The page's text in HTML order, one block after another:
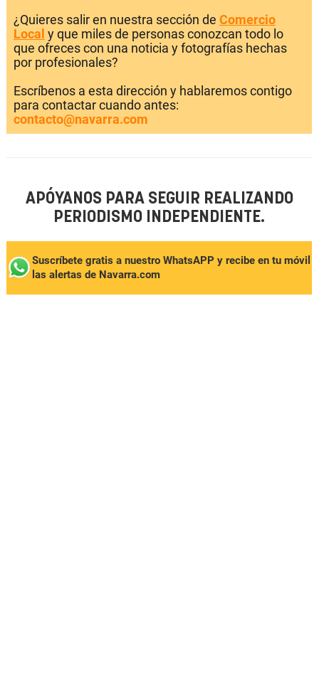
¿Quieres salir en nuestra sección de Comercio
Local y que miles de personas conozcan todo lo
que ofreces con una noticia y fotografías hechas
por profesionales?
Escríbenos a esta dirección y hablaremos contigo
para contactar cuando antes:
contacto@navarra.com
APÓYANOS PARA SEGUIR REALIZANDO
PERIODISMO INDEPENDIENTE.
Suscríbete gratis a nuestro WhatsAPP y recibe en tu móvil
las alertas de Navarra.com